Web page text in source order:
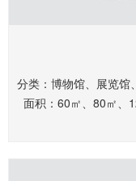
分类：博物馆、展览馆
面积：60㎡、80㎡、